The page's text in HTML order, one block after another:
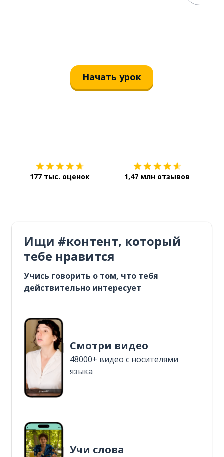
Начать урок
177 тыс. оценок 1,47 млн отзывов
Ищи #контент, который
тебе нравится
Учись говорить о том, что тебя
действительно интересует
Смотри видео
48000+ видео с носителями
языка
Учи слова